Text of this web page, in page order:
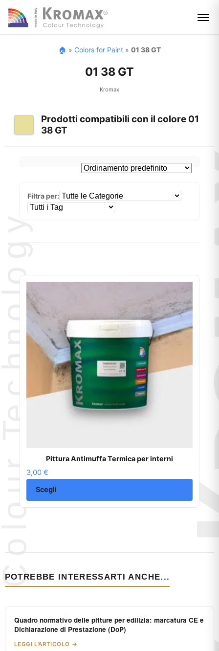
🏠 » Colors for Paint» 01 38 GT
01 38 GT
Kromax
Prodotti compatibili con il colore 01
38 GT
Filtra per:
Pittura Antimuffa Termica per interni
3,00 €
Scegli
POTREBBE INTERESSARTI ANCHE...
Quadro normativo delle pitture per edilizia: marcatura CE e
Dichiarazione di Prestazione (DoP)
LEGGI L'ARTICOLO →